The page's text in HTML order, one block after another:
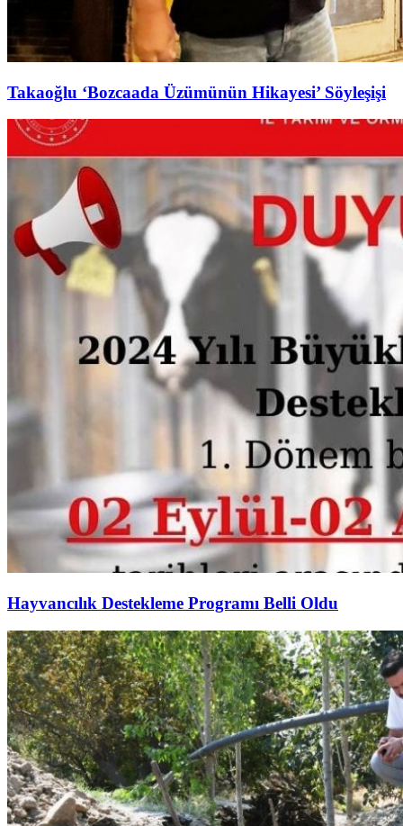
Takaoğlu ‘Bozcaada Üzümünün Hikayesi’ Söyleşişi
Hayvancılık Destekleme Programı Belli Oldu